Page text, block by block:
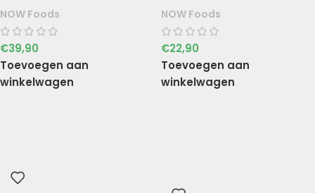
NOW Foods
€39,90
Toevoegen aan
winkelwagen
NOW Foods
€22,90
Toevoegen aan
winkelwagen